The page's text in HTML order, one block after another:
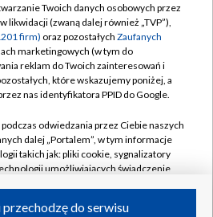
TVP
prywatności
Moje zgody
Pomoc
Kontakt
Kanały
Twoich danych osobowych przez
likwidacji (zwaną dalej również „TVP”),
firm) oraz pozostałych Zaufanych
marketingowych (w tym do
reklam do Twoich zainteresowań i
które wskazujemy poniżej, a
nas identyfikatora PPID do Google.
odwiedzania przez Ciebie naszych
dalej „Portalem”, w tym informacje
takich jak: pliki cookie, sygnalizatory
umożliwiających świadczenie
do serwisu